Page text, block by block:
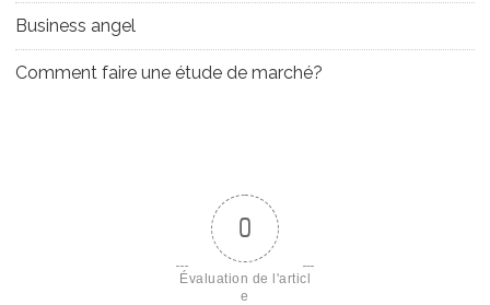
Business angel
Comment faire une étude de marché?
0
Évaluation de l'articl
e